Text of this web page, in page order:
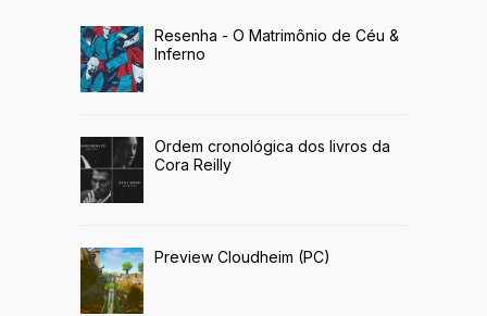
Resenha - O Matrimônio de Céu &
Inferno
Ordem cronológica dos livros da
Cora Reilly
Preview Cloudheim (PC)